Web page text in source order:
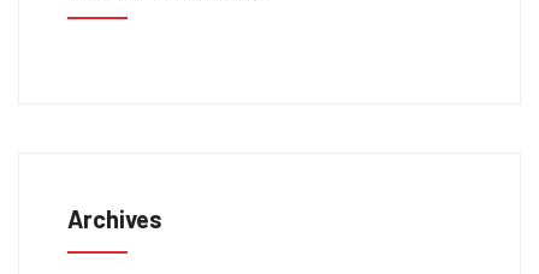
Archives